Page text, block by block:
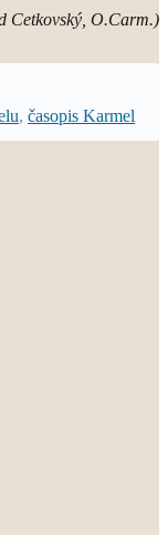
Cetkovský, O.Carm.)
, časopis Karmel